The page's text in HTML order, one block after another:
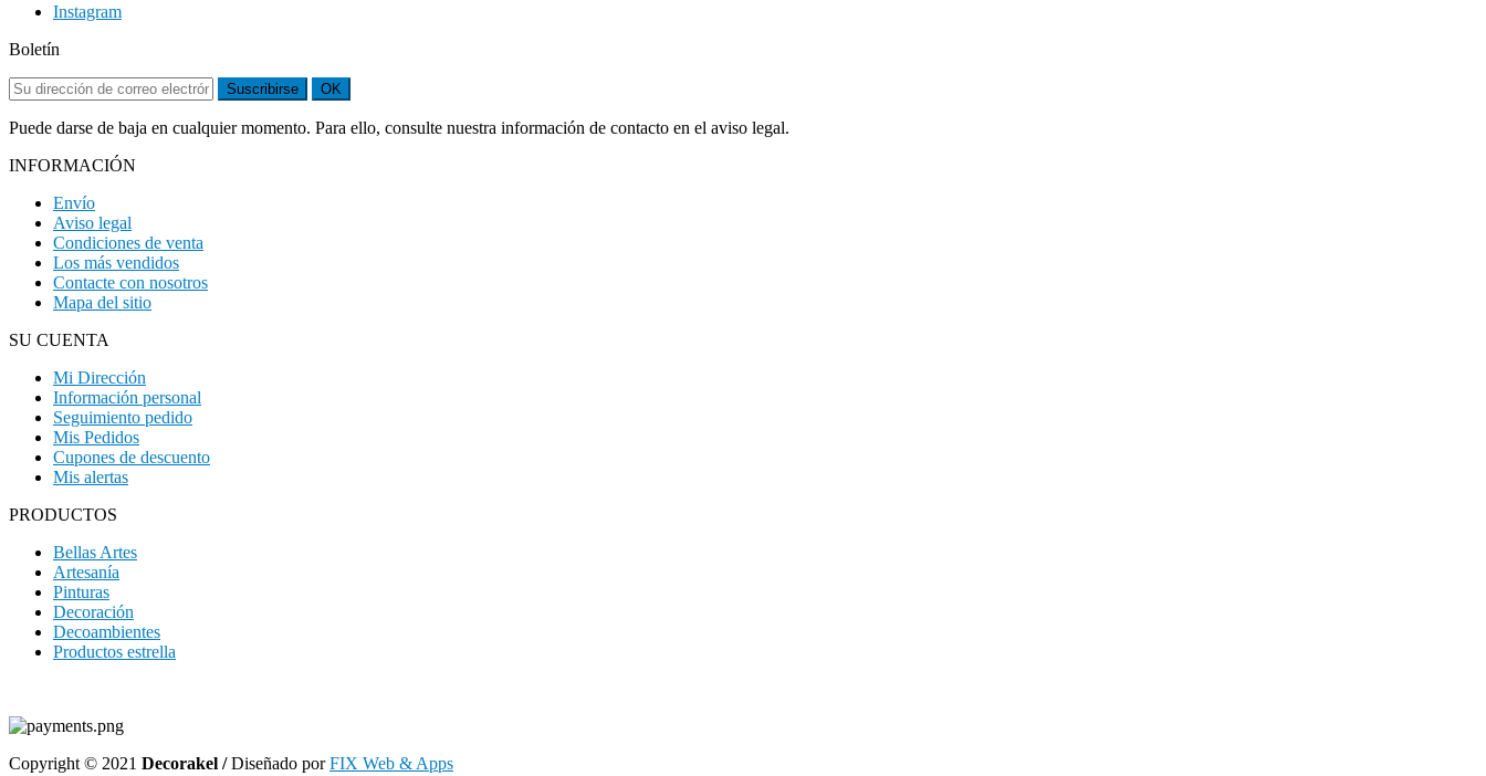
Instagram
Boletín
Suscribirse OK
Puede darse de baja en cualquier momento. Para ello, consulte nuestra información de contacto en el aviso legal.
INFORMACIÓN
Envío
Aviso legal
Condiciones de venta
Los más vendidos
Contacte con nosotros
Mapa del sitio
SU CUENTA
Mi Dirección
Información personal
Seguimiento pedido
Mis Pedidos
Cupones de descuento
Mis alertas
PRODUCTOS
Bellas Artes
Artesanía
Pinturas
Decoración
Decoambientes
Productos estrella
Copyright © 2021 Decorakel /Diseñado porFIX Web & Apps